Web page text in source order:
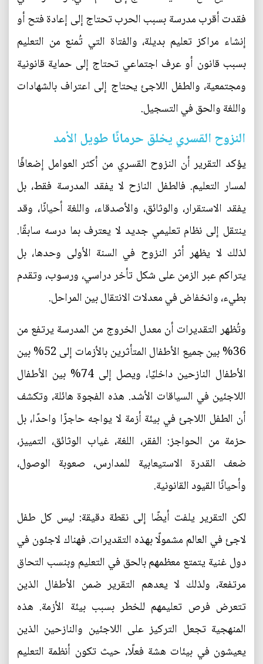
فقدت أقرب مدرسة بسبب الحرب تحتاج إلى إعادة فتح أو
إنشاء مراكز تعليم بديلة، والفتاة التي تُمنع من التعليم
بسبب قانون أو عرف اجتماعي تحتاج إلى حماية قانونية
ومجتمعية، والطفل اللاجئ يحتاج إلى اعتراف بالشهادات
واللغة والحق في التسجيل.
النزوح القسري يخلق حرمانًا طويل الأمد
يؤكد التقرير أن النزوح القسري من أكثر العوامل إضعافًا
لمسار التعليم. فالطفل النازح لا يفقد المدرسة فقط، بل
يفقد الاستقرار، والوثائق، والأصدقاء، واللغة أحيانًا، وقد
ينتقل إلى نظام تعليمي جديد لا يعترف بما درسه سابقًا.
لذلك لا يظهر أثر النزوح في السنة الأولى وحدها، بل
يتراكم عبر الزمن على شكل تأخر دراسي، ورسوب، وتقدم
بطيء، وانخفاض في معدلات الانتقال بين المراحل.
وتُظهر التقديرات أن معدل الخروج من المدرسة يرتفع من
36% بين جميع الأطفال المتأثرين بالأزمات إلى 52% بين
الأطفال النازحين داخليًا، ويصل إلى 74% بين الأطفال
اللاجئين في السياقات الأشد. هذه الفجوة هائلة، وتكشف
أن الطفل اللاجئ في بيئة أزمة لا يواجه حاجزًا واحدًا، بل
حزمة من الحواجز: الفقر، اللغة، غياب الوثائق، التمييز،
ضعف القدرة الاستيعابية للمدارس، صعوبة الوصول،
وأحيانًا القيود القانونية.
لكن التقرير يلفت أيضًا إلى نقطة دقيقة: ليس كل طفل
لاجئ في العالم مشمولًا بهذه التقديرات. فهناك لاجئون في
دول غنية يتمتع معظمهم بالحق في التعليم وبنسب التحاق
مرتفعة، ولذلك لا يعدهم التقرير ضمن الأطفال الذين
تتعرض فرص تعليمهم للخطر بسبب بيئة الأزمة. هذه
المنهجية تجعل التركيز على اللاجئين والنازحين الذين
يعيشون في بيئات هشة فعلًا، حيث تكون أنظمة التعليم